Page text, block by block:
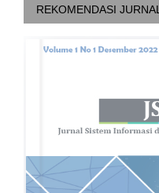
REKOMENDASI JURNAL